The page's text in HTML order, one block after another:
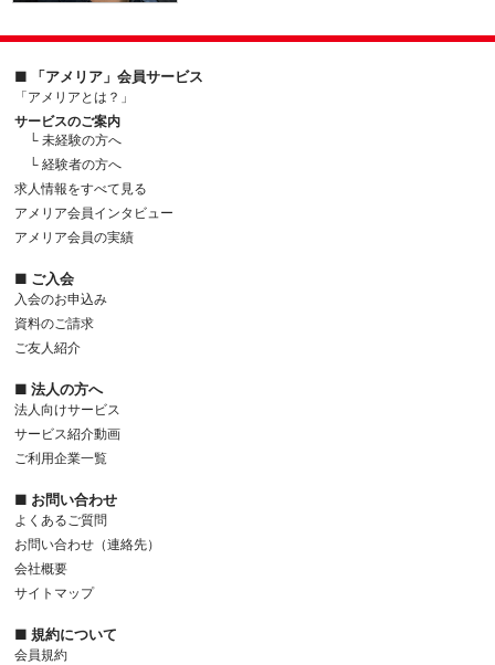
■ 「アメリア」会員サービス
「アメリアとは？」
サービスのご案内
└ 未経験の方へ
└ 経験者の方へ
求人情報をすべて見る
アメリア会員インタビュー
アメリア会員の実績
■ ご入会
入会のお申込み
資料のご請求
ご友人紹介
■ 法人の方へ
法人向けサービス
サービス紹介動画
ご利用企業一覧
■ お問い合わせ
よくあるご質問
お問い合わせ（連絡先）
会社概要
サイトマップ
■ 規約について
会員規約